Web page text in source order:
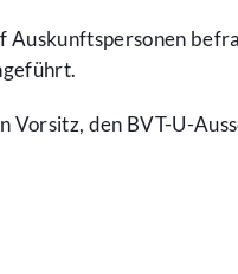
den BVT-U-